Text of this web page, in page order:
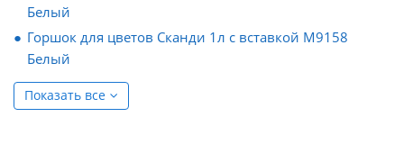
Белый
Горшок для цветов Сканди 1л с вставкой М9158
Белый
Показать все